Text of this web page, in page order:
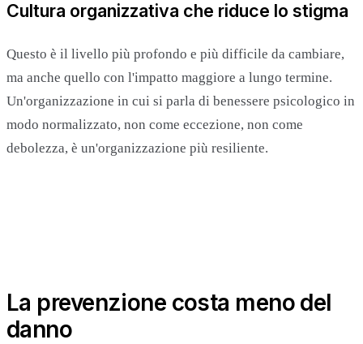
Cultura organizzativa che riduce lo stigma
Questo è il livello più profondo e più difficile da cambiare,
ma anche quello con l'impatto maggiore a lungo termine.
Un'organizzazione in cui si parla di benessere psicologico in
modo normalizzato, non come eccezione, non come
debolezza, è un'organizzazione più resiliente.
La prevenzione costa meno del
danno